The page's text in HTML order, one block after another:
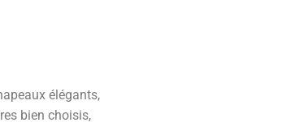
élégants,
bien choisis,